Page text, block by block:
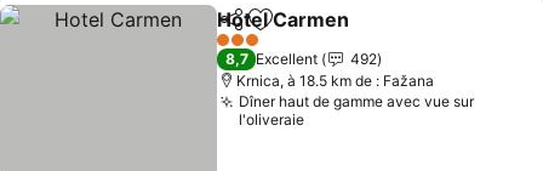
PartagerAjouter à mes favoris
Hotel Carmen
3 Étoiles
8,7 Excellent
492
Krnica, à 18.5 km de : Fažana
Dîner haut de gamme avec vue sur
l'oliveraie